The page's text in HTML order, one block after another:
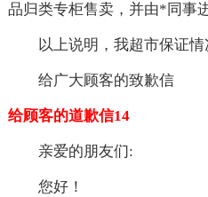
品归类专柜售卖，并由*同事
以上说明，我超市保证
给广大顾客的致歉信
给顾客的道歉信14
亲爱的朋友们:
您好！